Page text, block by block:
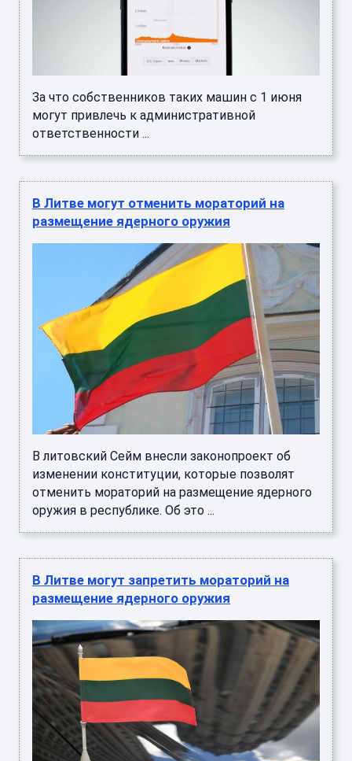
За что собственников таких машин с 1 июня
могут привлечь к административной
ответственности ...
В Литве могут отменить мораторий на
размещение ядерного оружия
В литовский Сейм внесли законопроект об
изменении конституции, которые позволят
отменить мораторий на размещение ядерного
оружия в республике. Об это ...
В Литве могут запретить мораторий на
размещение ядерного оружия